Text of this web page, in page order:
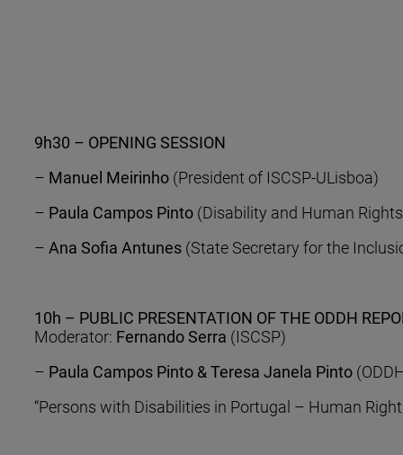
9h30 – OPENING SESSION
– Manuel Meirinho (President of ISCSP-ULisboa)
– Paula Campos Pinto (Disability and Human
– Ana Sofia Antunes (State Secretary for the
10h – PUBLIC PRESENTATION OF THE ODDH
Moderator: Fernando Serra (ISCSP)
– Paula Campos Pinto & Teresa Janela Pinto
“Persons with Disabilities in Portugal – Human